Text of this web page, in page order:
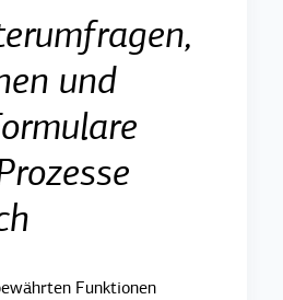
und
Funktionen